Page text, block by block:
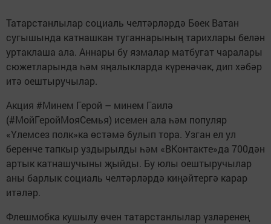
Татарстанлылар социаль челтәрләрдә Бөек Ватан
сугышында катнашкан туганнарының тарихлары белән
уртаклаша ала. Аннары бу язмалар матбугат чаралары
сюжетларында һәм яңалыкларда күренәчәк, дип хәбәр
итә оештыручылар.
Акция #Минем Герой – минем Гаилә
(#МойГеройМояСемья) исемен ала һәм популяр
«Үлемсез полк»ка өстәмә булып тора. Узган ел ул
беренче тапкыр уздырылды һәм «ВКонтакте»да 700дән
артык катнашучыны җыйды. Бу юлы оештыручылар
аны барлык социаль челтәрләрдә киңәйтергә карар
итәләр.
Флешмобка кушылу өчен татарстанлылар үзләренең